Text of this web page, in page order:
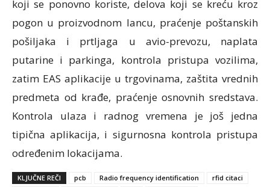
koji se ponovno koriste, delova koji se kreću kroz
pogon u proizvodnom lancu, praćenje poštanskih
pošiljaka i prtljaga u avio-prevozu, naplata
putarine i parkinga, kontrola pristupa vozilima,
zatim EAS aplikacije u trgovinama, zaštita vrednih
predmeta od krađe, praćenje osnovnih sredstava.
Kontrola ulaza i radnog vremena je još jedna
tipična aplikacija, i sigurnosna kontrola pristupa
određenim lokacijama.
KLJUČNE REČI pcb Radio frequency identification
rfid citaci